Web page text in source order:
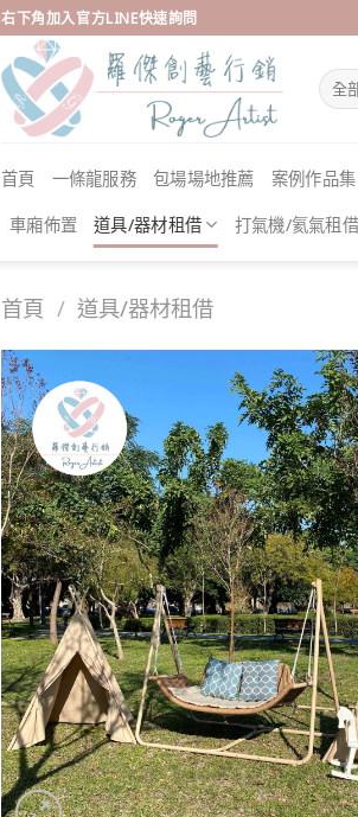
右下角加入官方LINE快速詢問
首頁 一條龍服務 包場場地推薦 案例作品集
車廂佈置 道具/器材租借 打氣機/氦氣租借
首頁 / 道具/器材租借